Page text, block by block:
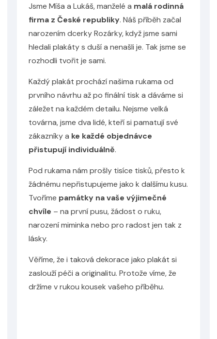
Jsme Míša a Lukáš, manželé a malá rodinná
firma z České republiky. Náš příběh začal
narozením dcerky Rozárky, když jsme sami
hledali plakáty s duší a nenašli je. Tak jsme se
rozhodli tvořit je sami.
Každý plakát prochází našima rukama od
prvního návrhu až po finální tisk a dáváme si
záležet na každém detailu. Nejsme velká
továrna, jsme dva lidé, kteří si pamatují své
zákazníky a ke každé objednávce
přistupují individuálně.
Pod rukama nám prošly tisíce tisků, přesto k
žádnému nepřistupujeme jako k dalšímu kusu.
Tvoříme památky na vaše výjimečné
chvíle – na první pusu, žádost o ruku,
narození miminka nebo pro radost jen tak z
lásky.
Věříme, že i taková dekorace jako plakát si
zaslouží péči a originalitu. Protože víme, že
držíme v rukou kousek vašeho příběhu.